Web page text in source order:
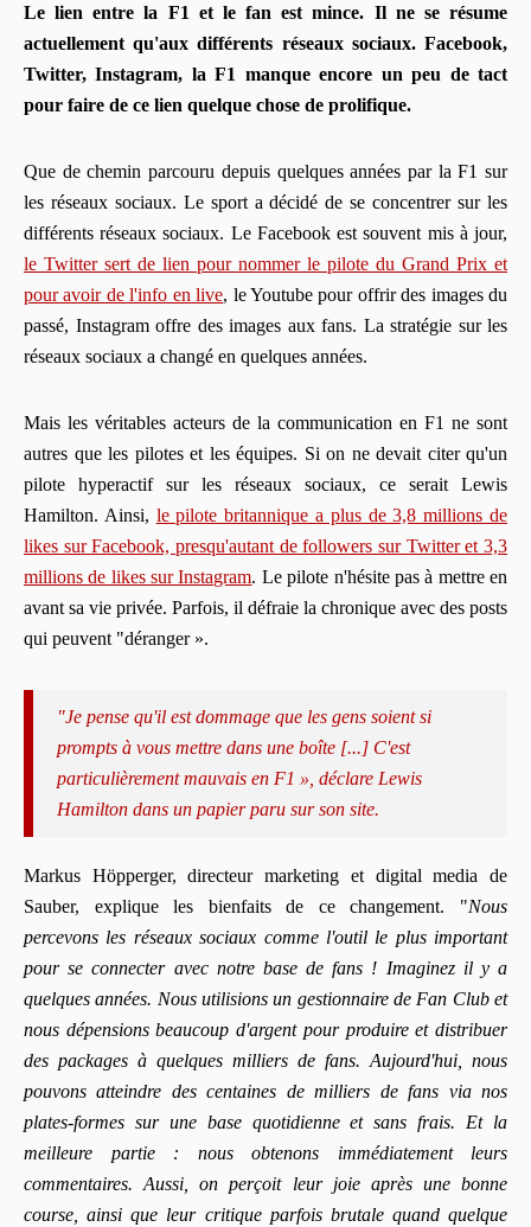
Le lien entre la F1 et le fan est mince. Il ne se résume
actuellement qu'aux différents réseaux sociaux. Facebook,
Twitter, Instagram, la F1 manque encore un peu de tact
pour faire de ce lien quelque chose de prolifique.
Que de chemin parcouru depuis quelques années par la F1 sur
les réseaux sociaux. Le sport a décidé de se concentrer sur les
différents réseaux sociaux. Le Facebook est souvent mis à jour,
le Twitter sert de lien pour nommer le pilote du Grand Prix et
pour avoir de l'info en live, le Youtube pour offrir des images du
passé, Instagram offre des images aux fans. La stratégie sur les
réseaux sociaux a changé en quelques années.
Mais les véritables acteurs de la communication en F1 ne sont
autres que les pilotes et les équipes. Si on ne devait citer qu'un
pilote hyperactif sur les réseaux sociaux, ce serait Lewis
Hamilton. Ainsi, le pilote britannique a plus de 3,8 millions de
likes sur Facebook, presqu'autant de followers sur Twitter et 3,3
millions de likes sur Instagram. Le pilote n'hésite pas à mettre en
avant sa vie privée. Parfois, il défraie la chronique avec des posts
qui peuvent "déranger ».
"Je pense qu'il est dommage que les gens soient si
prompts à vous mettre dans une boîte [...] C'est
particulièrement mauvais en F1 », déclare Lewis
Hamilton dans un papier paru sur son site.
Markus Höpperger, directeur marketing et digital media de
Sauber, explique les bienfaits de ce changement. "Nous
percevons les réseaux sociaux comme l'outil le plus important
pour se connecter avec notre base de fans ! Imaginez il y a
quelques années. Nous utilisions un gestionnaire de Fan Club et
nous dépensions beaucoup d'argent pour produire et distribuer
des packages à quelques milliers de fans. Aujourd'hui, nous
pouvons atteindre des centaines de milliers de fans via nos
plates-formes sur une base quotidienne et sans frais. Et la
meilleure partie : nous obtenons immédiatement leurs
commentaires. Aussi, on perçoit leur joie après une bonne
course, ainsi que leur critique parfois brutale quand quelque